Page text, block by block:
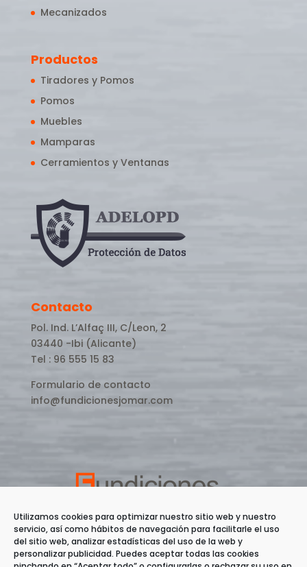
Utilizamos cookies para optimizar nuestro sitio web y nuestro
servicio, así como hábitos de navegación para facilitarle el uso
del sitio web, analizar estadísticas del uso de la web y
personalizar publicidad. Puedes aceptar todas las cookies
Mecanizados
Productos
Tiradores y Pomos
Pomos
Muebles
Mamparas
Cerramientos y Ventanas
Contacto
Pol. Ind. L’Alfaç III, C/Leon, 2
03440 -Ibi (Alicante)
Tel : 96 555 15 83
Formulario de contacto
info@fundicionesjomar.com